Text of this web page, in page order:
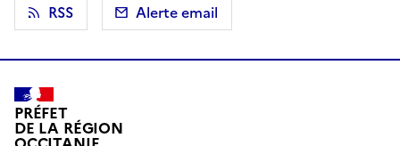
RSS
Alerte email
PRÉFET
DE LA RÉGION